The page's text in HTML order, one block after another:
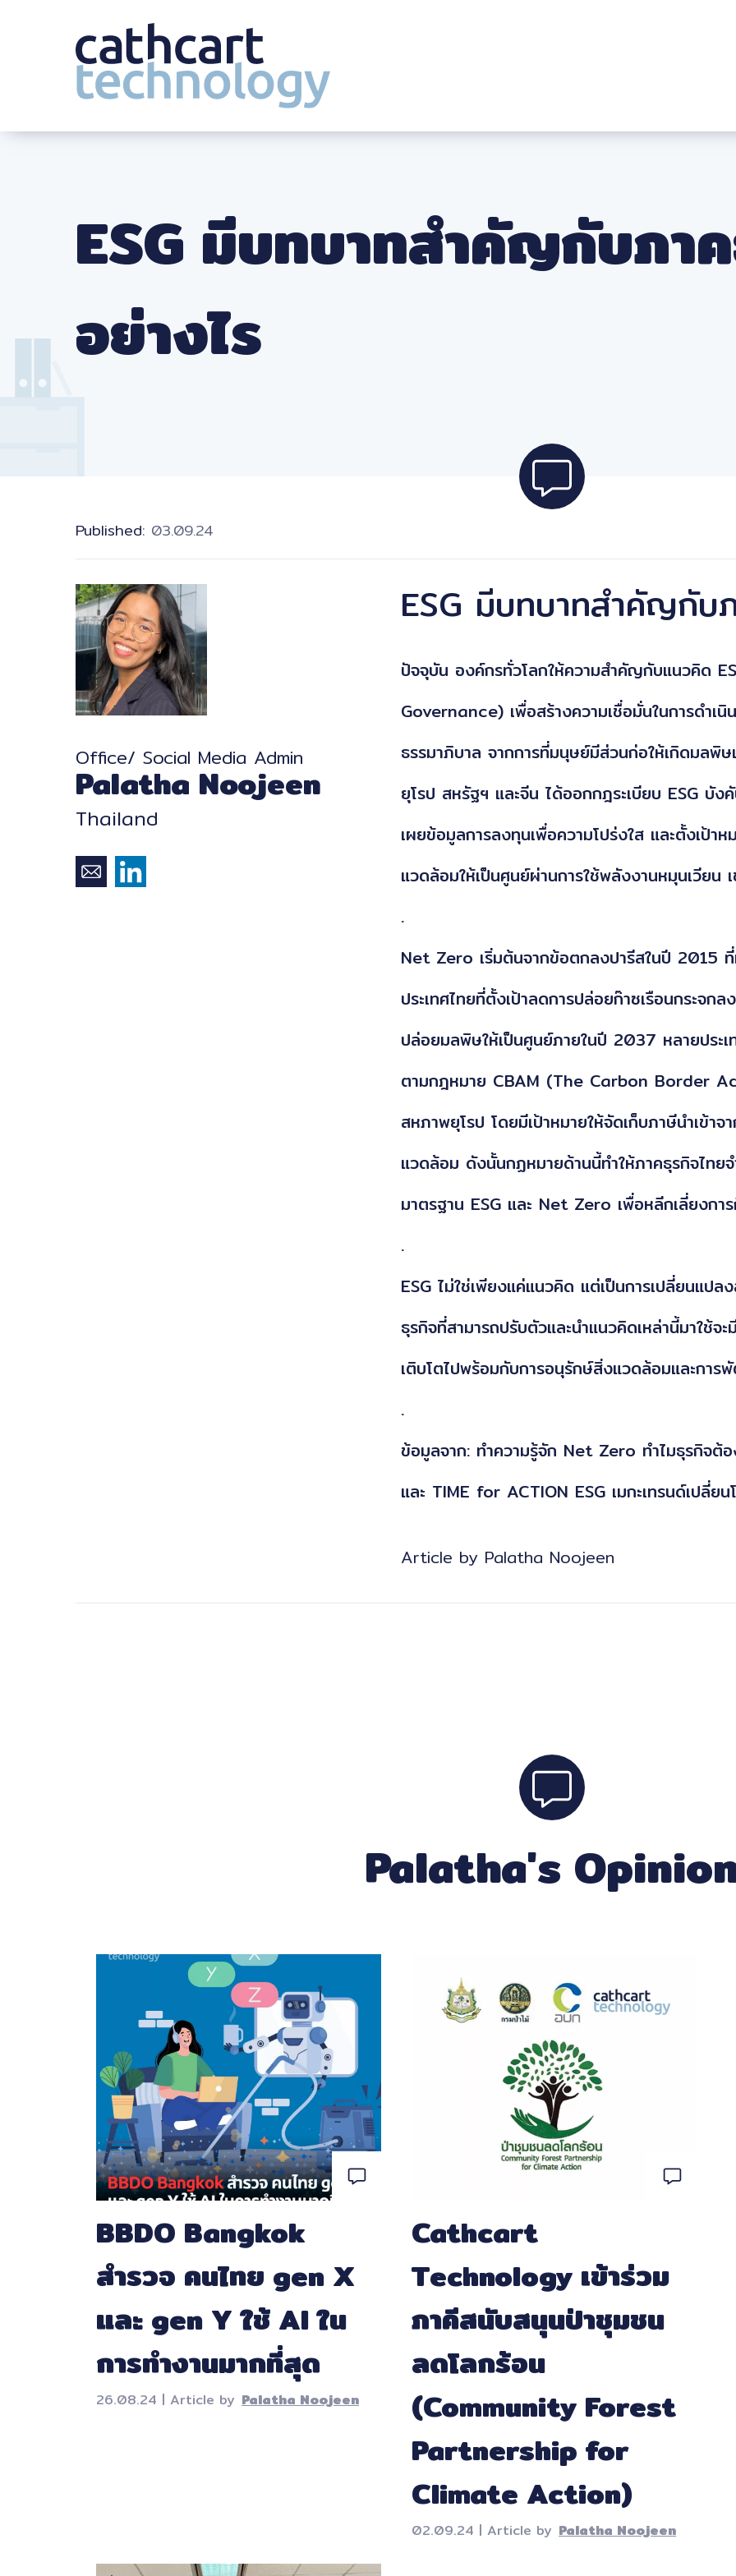
Skip
to
ESG มีบทบาทสำคัญกับภา
อย่างไร
Published: 03.09.24
ESG มีบทบาทสำคัญกับ
ปัจจุบัน องค์กรทั่วโลกให้ความสำคัญกับแนวคิด
Governance) เพื่อสร้างความเชื่อมั่นในการดำ
ธรรมาภิบาล จากการที่มนุษย์มีส่วนก่อให้เกิดมลพิษ
ยุโรป สหรัฐฯ และจีน ได้ออกกฎระเบียบ ESG บั
เผยข้อมูลการลงทุนเพื่อความโปร่งใส และตั้งเป้
แวดล้อมให้เป็นศูนย์ผ่านการใช้พลังงานหมุนเวียน
.
Net Zero เริ่มต้นจากข้อตกลงปารีสในปี 2015
ประเทศไทยที่ตั้งเป้าลดการปล่อยก๊าซเรือนกระจ
ปล่อยมลพิษให้เป็นศูนย์ภายในปี 2037 หลายประ
ตามกฎหมาย CBAM (The Carbon Border
สหภาพยุโรป โดยมีเป้าหมายให้จัดเก็บภาษีนำเข้า
แวดล้อม ดังนั้นกฏหมายด้านนี้ทำให้ภาคธุรกิจไท
มาตรฐาน ESG และ Net Zero เพื่อหลีกเลี่ยงกา
.
ESG ไม่ใช่เพียงแค่แนวคิด แต่เป็นการเปลี่ยนแป
ธุรกิจที่สามารถปรับตัวและนำแนวคิดเหล่านี้มาใช้จ
เติบโตไปพร้อมกับการอนุรักษ์สิ่งแวดล้อมและกา
.
ข้อมูลจาก: ทำความรู้จัก Net Zero ทำไมธุรกิจต้
และ TIME for ACTION ESG เมกะเทรนด์เปลี่ยน
Article by Palatha Noojeen
Office/ Social Media Admin
Palatha Noojeen
Thailand
Palatha's
BBDO Bangkok
สำรวจ คนไทย gen X
และ gen Y ใช้ AI ใน
การทำงานมากที่สุด
26.08.24 | Article by Palatha Noojeen
Cathcart
Technology เข้าร่วม
ภาคีสนับสนุนป่าชุมชน
ลดโลกร้อน
(Community Forest
Partnership for
Climate Action)
02.09.24 | Article by Palatha Noojeen